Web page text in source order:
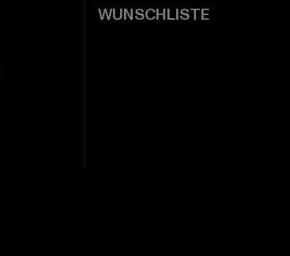
WUNSCHLISTE